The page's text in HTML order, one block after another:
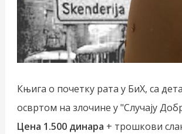
Књига о почетку рата у БиХ, са
освртом на злочине у "Случају
Цена 1.500 динара + трошкови